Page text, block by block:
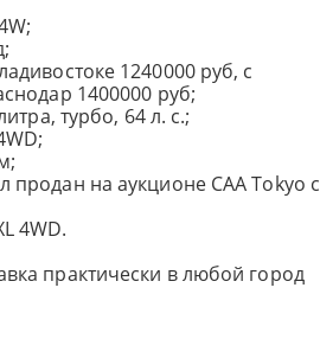
1240000 руб, с
1400000 руб;
турбо, 64 л. с.;
продан на аукционе CAA Tokyo с
4WD.
практически в любой город